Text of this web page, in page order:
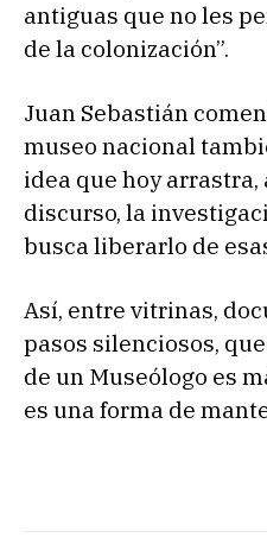
antiguas que no les
de la colonización”.
Juan Sebastián
museo nacional
idea que hoy
discurso, la
busca liberarlo de
Así, entre vitrinas,
pasos silenciosos,
de un Museólogo es
es una forma de